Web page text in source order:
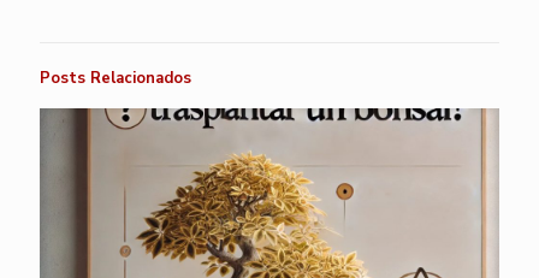
Posts Relacionados